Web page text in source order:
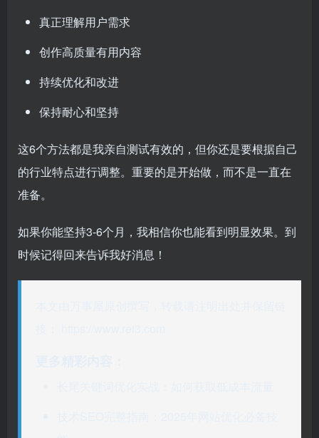
真正理解用户需求
创作高质量有用内容
持续优化和改进
保持耐心和坚持
这6个方法都是我亲自测试有效的，但你还是要根据自己
的行业特点进行调整。重要的是开始做，而不是一直在
准备。
如果你能坚持3-6个月，我相信你也能看到明显效果。到
时候记得回来告诉我好消息！